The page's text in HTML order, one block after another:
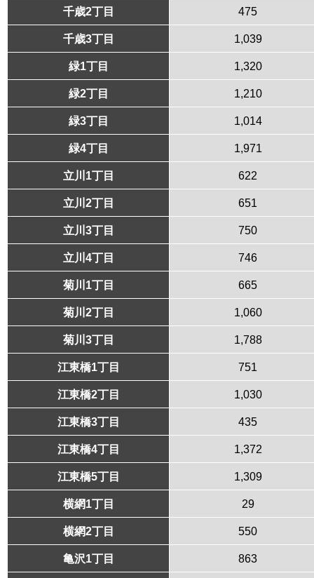
千歳2丁目 475
千歳3丁目 1,039
緑1丁目 1,320
緑2丁目 1,210
緑3丁目 1,014
緑4丁目 1,971
立川1丁目 622
立川2丁目 651
立川3丁目 750
立川4丁目 746
菊川1丁目 665
菊川2丁目 1,060
菊川3丁目 1,788
江東橋1丁目 751
江東橋2丁目 1,030
江東橋3丁目 435
江東橋4丁目 1,372
江東橋5丁目 1,309
横網1丁目 29
横網2丁目 550
亀沢1丁目 863